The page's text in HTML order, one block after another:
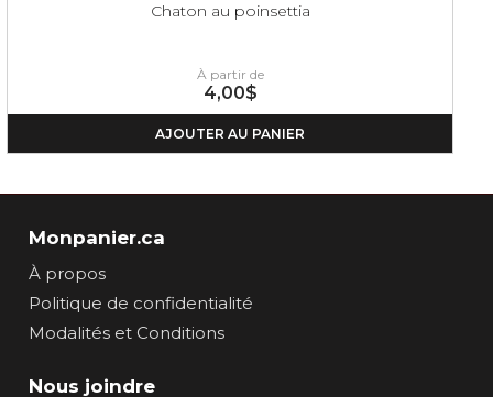
Chaton au poinsettia
À partir de
4,00$
AJOUTER AU PANIER
Monpanier.ca
À propos
Politique de confidentialité
Modalités et Conditions
Nous joindre